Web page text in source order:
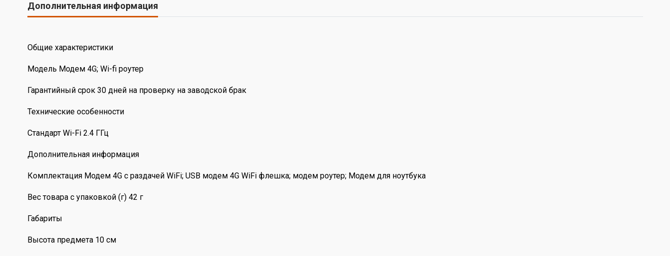
Дополнительная информация
Общие характеристики
Модель Модем 4G; Wi-fi роутер
Гарантийный срок 30 дней на проверку на заводской брак
Технические особенности
Стандарт Wi-Fi 2.4 ГГц
Дополнительная информация
Комплектация Модем 4G с раздачей WiFi; USB модем 4G WiFi флешка; модем роутер; Модем для ноутбука
Вес товара с упаковкой (г) 42 г
Габариты
Высота предмета 10 см